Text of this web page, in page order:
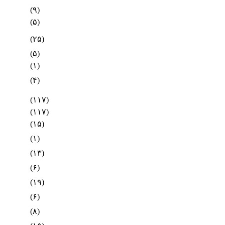
(۹)
(۵)
(۲۵)
(۵)
(۱)
(۴)
(۱۱۷)
(۱۱۷)
(۱۵)
(۱)
(۱۳)
(۶)
(۱۹)
(۶)
(۸)